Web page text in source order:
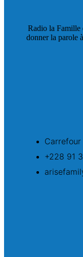
Radio la Famille
donner la parole
Carrefour
+228 91